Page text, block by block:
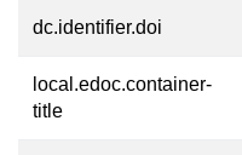
dc.identifier.doi
local.edoc.container-
title